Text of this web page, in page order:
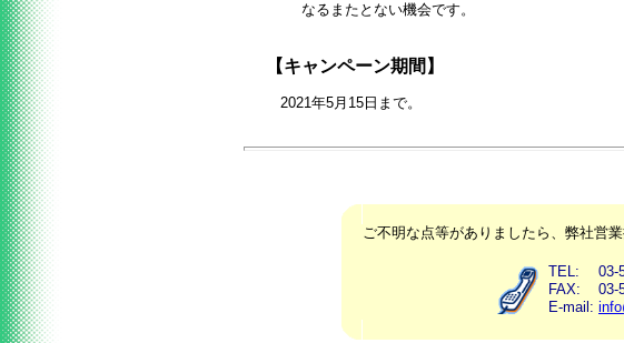
なるまたとない機会です。
【キャンペーン期間】
2021年5月15日まで。
ご不明な点等がありましたら、弊社営
TEL:
FAX:
E-mail:
03-
03-